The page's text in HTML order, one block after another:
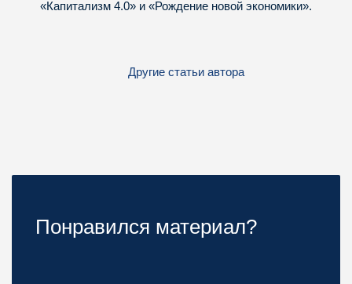
«Капитализм 4.0» и «Рождение новой экономики».
Другие статьи автора
Понравился материал?